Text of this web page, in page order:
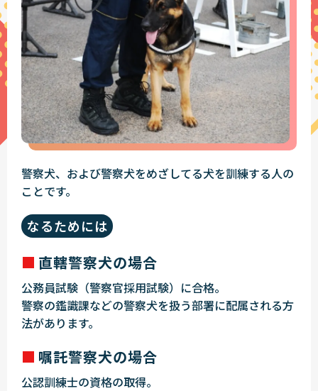
警察犬、および警察犬をめざしてる犬を訓練する人の
ことです。
なるためには
直轄警察犬の場合
公務員試験（警察官採用試験）に合格。
警察の鑑識課などの警察犬を扱う部署に配属される方
法があります。
嘱託警察犬の場合
公認訓練士の資格の取得。